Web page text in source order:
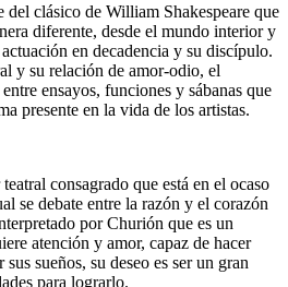
del clásico de William Shakespeare que
diferente, desde el mundo interior y
en decadencia y su discípulo.
y su relación de amor-odio, el
ensayos, funciones y sábanas que
presente en la vida de los artistas.
consagrado que está en el ocaso
se debate entre la razón y el corazón
por Churión que es un
atención y amor, capaz de hacer
sueños, su deseo es ser un gran
para lograrlo.